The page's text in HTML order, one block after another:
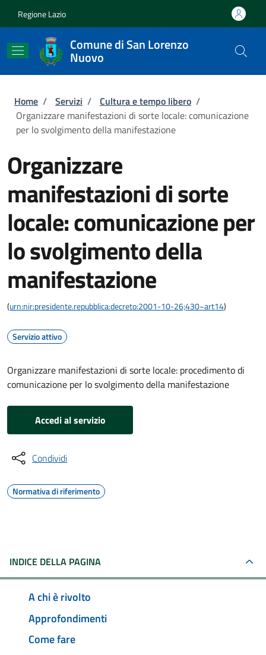
Regione Lazio
Comune di San Lorenzo
Nuovo
Briciole di pane
Home / Servizi / Cultura e tempo libero /
Organizzare manifestazioni di sorte locale: comunicazione
per lo svolgimento della manifestazione
Organizzare
manifestazioni di sorte
locale: comunicazione per
lo svolgimento della
manifestazione
(urn:nir:presidente.repubblica:decreto:2001-10-26;430~art14)
Servizio attivo
Organizzare manifestazioni di sorte locale: procedimento di
comunicazione per lo svolgimento della manifestazione
Accedi al servizio
Condividi
Normativa di riferimento
INDICE DELLA PAGINA
A chi è rivolto
Approfondimenti
Come fare